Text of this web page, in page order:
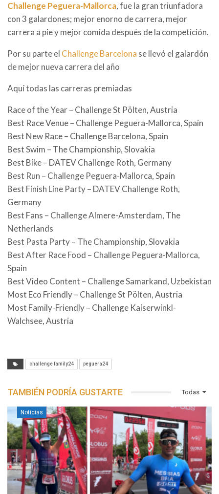
Challenge Peguera-Mallorca, fue la gran triunfadora
con 3 galardones; mejor enorno de carrera, mejor
carrera a pie y mejor comida después de la competición.
Por su parte el Challenge Barcelona se llevó el galardón
de mejor nueva carrera del año
Aquí todas las carreras premiadas
Race of the Year – Challenge St Pölten, Austria
Best Race Venue – Challenge Peguera-Mallorca, Spain
Best New Race – Challenge Barcelona, Spain
Best Swim – The Championship, Slovakia
Best Bike – DATEV Challenge Roth, Germany
Best Run – Challenge Peguera-Mallorca, Spain
Best Finish Line Party – DATEV Challenge Roth,
Germany
Best Fans – Challenge Almere-Amsterdam, The
Netherlands
Best Pasta Party – The Championship, Slovakia
Best After Race Food – Challenge Peguera-Mallorca,
Spain
Best Video Content – Challenge Samarkand, Uzbekistan
Most Eco Friendly – Challenge St Pölten, Austria
Most Family-Friendly – Challenge Kaiserwinkl-
Walchsee, Austria
challenge family24 peguera24
Todas
TAMBIÉN PODRÍA GUSTARTE
Noticias